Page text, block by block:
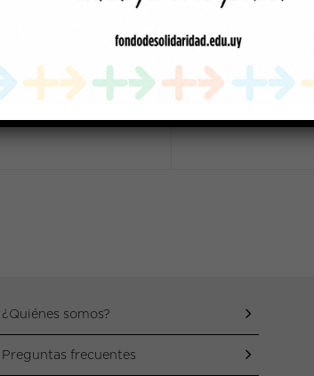
PUBLICAMOS
¿Quiénes somos?
Preguntas frecuentes